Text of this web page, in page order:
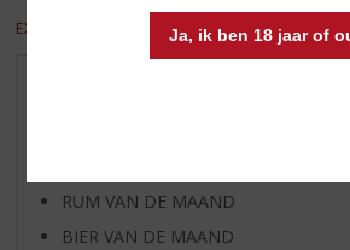
Ja, ik ben 18 jaar of
EXCL. BTW INCL. BTW
RUM VAN DE MAAND
BIER VAN DE MAAND